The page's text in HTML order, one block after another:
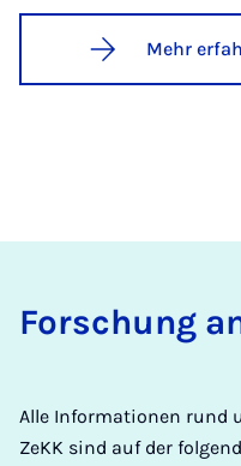
Mehr
For­schung
Alle Informationen rund
ZeKK sind auf der